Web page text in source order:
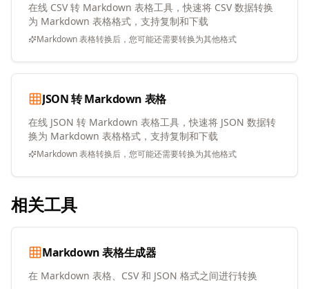
在线 CSV 转 Markdown 表格工具，快速将 CSV 数据转换
为 Markdown 表格格式，支持复制和下载
Markdown 表格转换后，您可能还需要转换为其他格式
JSON 转 Markdown 表格
在线 JSON 转 Markdown 表格工具，快速将 JSON 数据转
换为 Markdown 表格格式，支持复制和下载
Markdown 表格转换后，您可能还需要转换为其他格式
相关工具
Markdown 表格生成器
在 Markdown 表格、CSV 和 JSON 格式之间进行转换